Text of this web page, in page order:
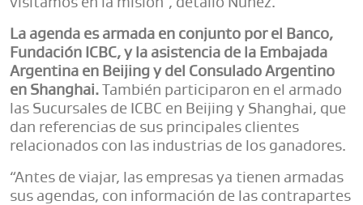
La agenda es armada en conjunto por el Banco,
Fundación ICBC, y la asistencia de la Embajada
Argentina en Beijing y del Consulado Argentino
en Shanghai. También participaron en el armado
las Sucursales de ICBC en Beijing y Shanghai, que
dan referencias de sus principales clientes
relacionados con las industrias de los ganadores.
“Antes de viajar, las empresas ya tienen armadas
sus agendas, con información de las contrapartes